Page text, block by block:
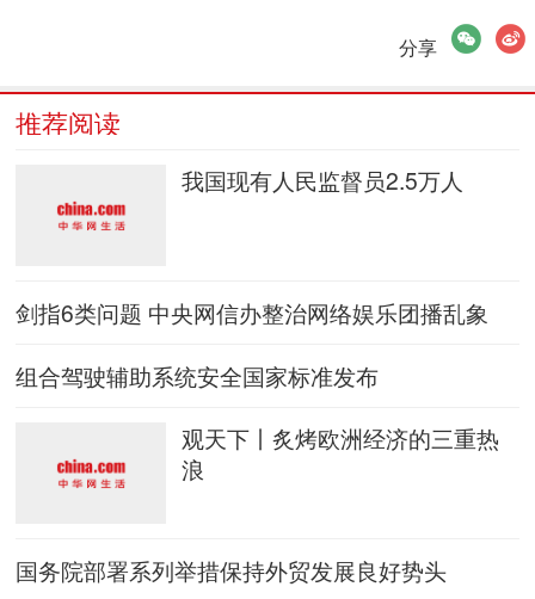
分享
微信微博
推荐阅读
我国现有人民监督员2.5万人
剑指6类问题 中央网信办整治网络娱乐团播乱象
组合驾驶辅助系统安全国家标准发布
观天下丨炙烤欧洲经济的三重热
浪
国务院部署系列举措保持外贸发展良好势头